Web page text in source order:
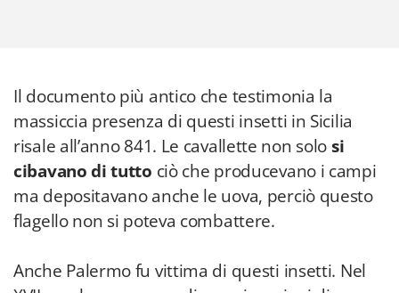
Il documento più antico che testimonia la
massiccia presenza di questi insetti in Sicilia
risale all’anno 841. Le cavallette non solosi
cibavano di tutto ciò che producevano i campi
ma depositavano anche le uova, perciò questo
flagello non si poteva combattere.
Anche Palermo fu vittima di questi insetti. Nel